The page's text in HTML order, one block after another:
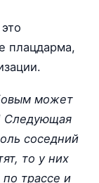
плацдарма,
может
Следующая
соседний
то у них
трассе и